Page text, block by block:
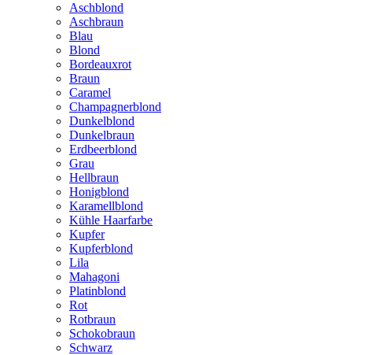
Aschblond
Aschbraun
Blau
Blond
Bordeauxrot
Braun
Caramel
Champagnerblond
Dunkelblond
Dunkelbraun
Erdbeerblond
Grau
Hellbraun
Honigblond
Karamellblond
Kühle Haarfarbe
Kupfer
Kupferblond
Lila
Mahagoni
Platinblond
Rot
Rotbraun
Schokobraun
Schwarz